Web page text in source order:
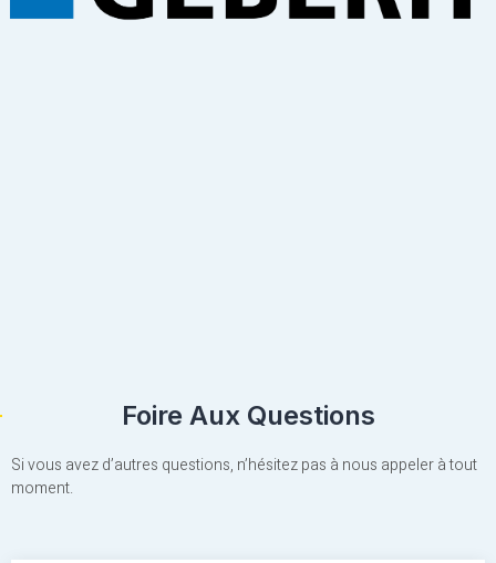
Foire Aux Questions
Si vous avez d’autres questions, n’hésitez pas à nous appeler à tout
moment.